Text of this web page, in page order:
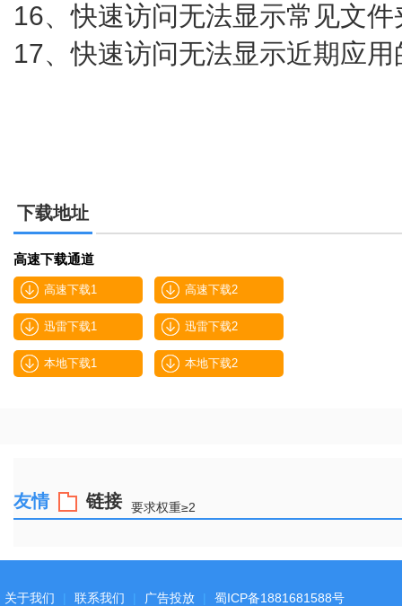
16、快速访问无法显示常见文
17、快速访问无法显示近期应
下载地址
高速下载通道
高速下载1 高速下载2
迅雷下载1 迅雷下载2
本地下载1 本地下载2
友情 链接 要求权重≥2
关于我们 联系我们 广告投放 蜀ICP备1881681588号